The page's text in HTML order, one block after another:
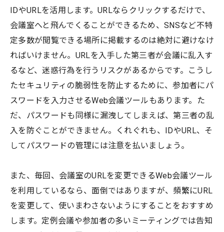
IDやURLを活用します。URLならクリックするだけで、
会議室へと飛んでくることができるため、SNSなど不特
定多数が閲覧できる場所に掲載するのは絶対に避けなけ
ればいけません。URLを入手した第三者が会議に乱入す
るなど、迷惑行為を行うリスクがあるからです。こうし
たセキュリティの脆弱性を防止するために、参加者にパ
スワードを入力させるWeb会議ツールもあります。た
だ、パスワードも同様に漏洩してしまえば、第三者の乱
入を防ぐことができません。くれぐれも、IDやURL、そ
してパスワードの管理には注意を払いましょう。
また、毎回、会議室のURLを変更できるWeb会議ツール
を利用しているなら、面倒ではありますが、頻繁にURL
を変更して、使いまわさないようにすることをおすすめ
します。定例会議や参加者の多いミーティングでは告知